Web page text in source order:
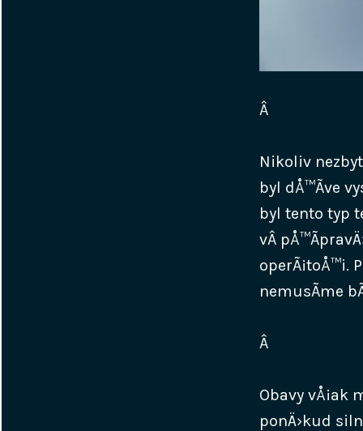
Â
Nikoliv
byl dÅ™Ã­ve
byl tento typ
vÂ
operÃ¡toÅ™i.
nemusÃ­me
Â
Obavy vÅ¡ak
ponÄ›kud